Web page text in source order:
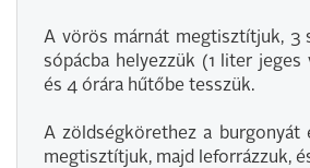
A vörös márnát megtisztítjuk, 3
sópácba helyezzük (1 liter jeges
és 4 órára hűtőbe tesszük.
A zöldségkörethez a burgonyát
megtisztítjuk, majd leforrázzuk,